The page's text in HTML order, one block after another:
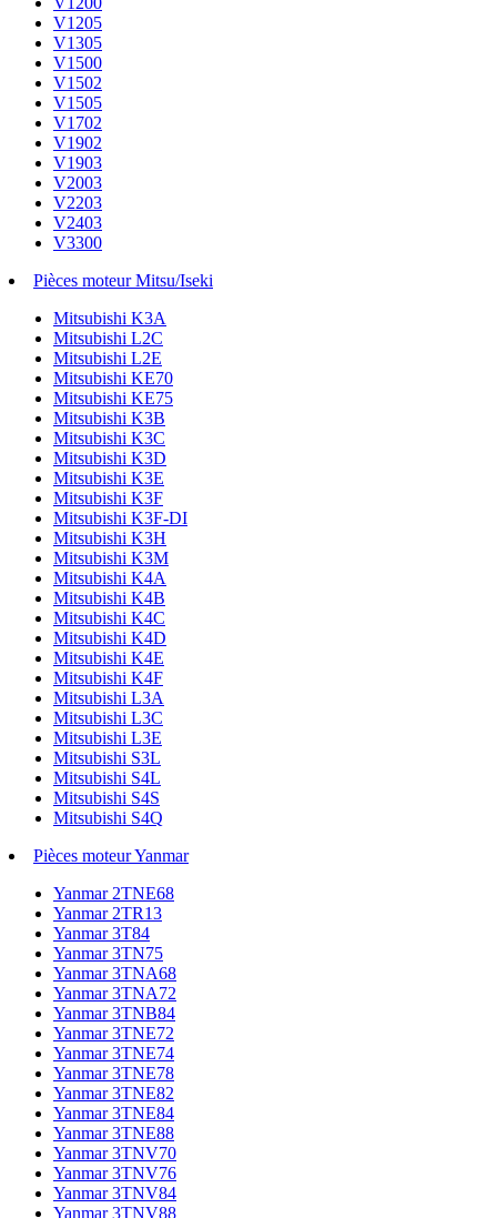
V1205
V1305
V1500
V1502
V1505
V1702
V1902
V1903
V2003
V2203
V2403
V3300
Pièces moteur Mitsu/Iseki
Mitsubishi K3A
Mitsubishi L2C
Mitsubishi L2E
Mitsubishi KE70
Mitsubishi KE75
Mitsubishi K3B
Mitsubishi K3C
Mitsubishi K3D
Mitsubishi K3E
Mitsubishi K3F
Mitsubishi K3F-DI
Mitsubishi K3H
Mitsubishi K3M
Mitsubishi K4A
Mitsubishi K4B
Mitsubishi K4C
Mitsubishi K4D
Mitsubishi K4E
Mitsubishi K4F
Mitsubishi L3A
Mitsubishi L3C
Mitsubishi L3E
Mitsubishi S3L
Mitsubishi S4L
Mitsubishi S4S
Mitsubishi S4Q
Pièces moteur Yanmar
Yanmar 2TNE68
Yanmar 2TR13
Yanmar 3T84
Yanmar 3TN75
Yanmar 3TNA68
Yanmar 3TNA72
Yanmar 3TNB84
Yanmar 3TNE72
Yanmar 3TNE74
Yanmar 3TNE78
Yanmar 3TNE82
Yanmar 3TNE84
Yanmar 3TNE88
Yanmar 3TNV70
Yanmar 3TNV76
Yanmar 3TNV84
Yanmar 3TNV88